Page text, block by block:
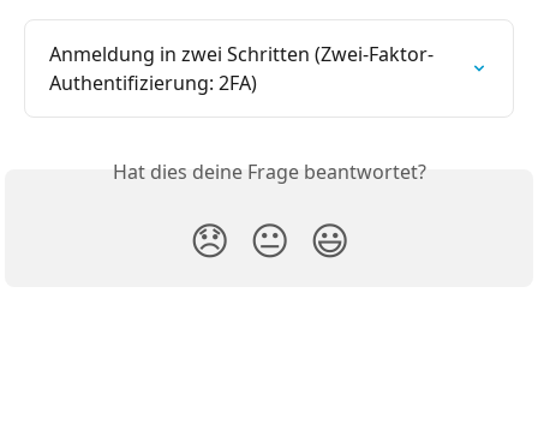
Anmeldung in zwei Schritten (Zwei-Faktor-
Authentifizierung: 2FA)
Hat dies deine Frage beantwortet?
😞 😐 😃